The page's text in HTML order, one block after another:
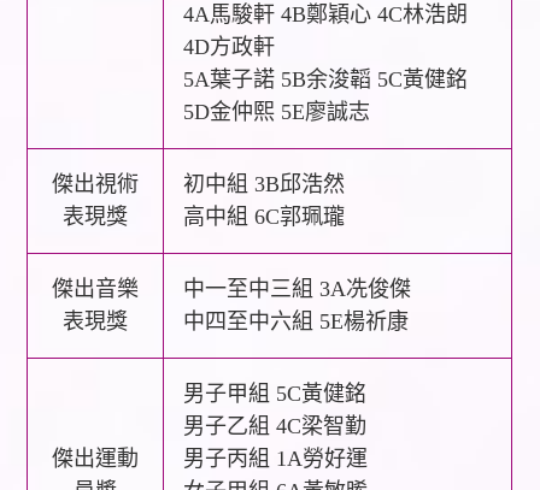
4A馬駿軒 4B鄭穎心 4C林浩朗
4D方政軒
5A葉子諾 5B余浚韜 5C黃健銘
5D金仲熙 5E廖誠志
傑出視術
表現獎
初中組 3B邱浩然
高中組 6C郭珮瓏
傑出音樂
表現獎
中一至中三組 3A冼俊傑
中四至中六組 5E楊祈康
傑出運動
男子甲組 5C黃健銘
男子乙組 4C梁智勤
男子丙組 1A勞好運